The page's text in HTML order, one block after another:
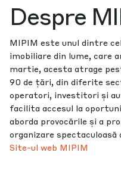
Despre
MIPIM este unul dintre
imobiliare din lume, care
martie, acesta atrage
90 de țări, din diferite
operatori, investitori și
facilita accesul la
aborda provocările și a
organizare
Site-ul web MIPIM